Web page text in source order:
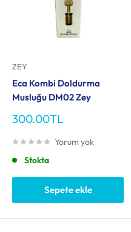
ZEY
Eca Kombi Doldurma
Musluğu DM02 Zey
İndirimli
300.00TL
Yorum yok
Stokta
Sepete ekle